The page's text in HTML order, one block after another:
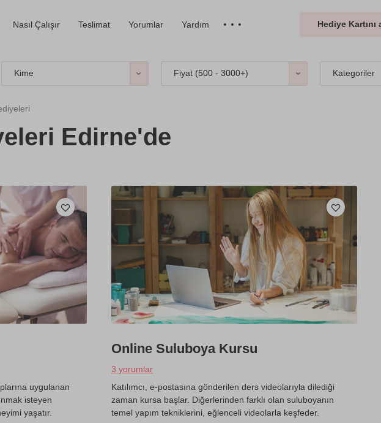
Nasıl Çalışır Teslimat Yorumlar Yardım Hediye
Kime Fiyat (500 - 3000+) Kategoriler
Edirne'de
uygulanan
isteyen
yaşatır.
Online Suluboya Kursu
3 yorumlar
Katılımcı, e-postasına gönderilen ders videolarıyla dilediği
zaman kursa başlar. Diğerlerinden farklı olan suluboyanın
temel yapım tekniklerini, eğlenceli videolarla keşfeder.